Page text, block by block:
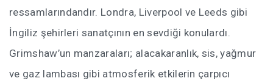
ressamlarındandır. Londra, Liverpool ve Leeds gibi
İngiliz şehirleri sanatçının en sevdiği konulardı.
Grimshaw’un manzaraları; alacakaranlık, sis, yağmur
ve gaz lambası gibi atmosferik etkilerin çarpıcı